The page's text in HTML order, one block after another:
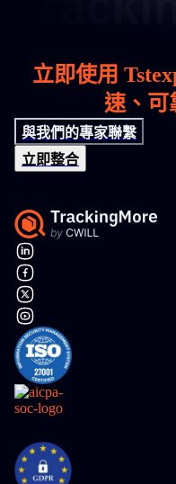
立即使用
速、可
與我們的專家聯繫
立即整合